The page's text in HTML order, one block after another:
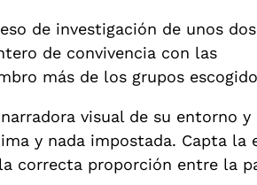
de investigación de unos
de convivencia con las
más de los grupos
visual de su entorno y
y nada impostada. Capta la
correcta proporción entre la